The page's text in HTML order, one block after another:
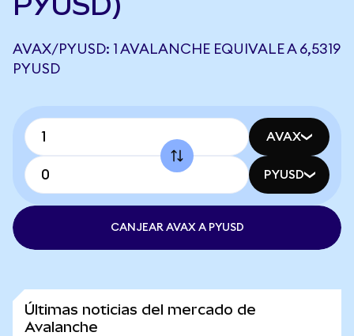
AVAX/PYUSD: 1 AVALANCHE EQUIVALE A 6,5319
PYUSD
AVAX
PYUSD
CANJEAR AVAX A PYUSD
Últimas noticias del mercado de
Avalanche